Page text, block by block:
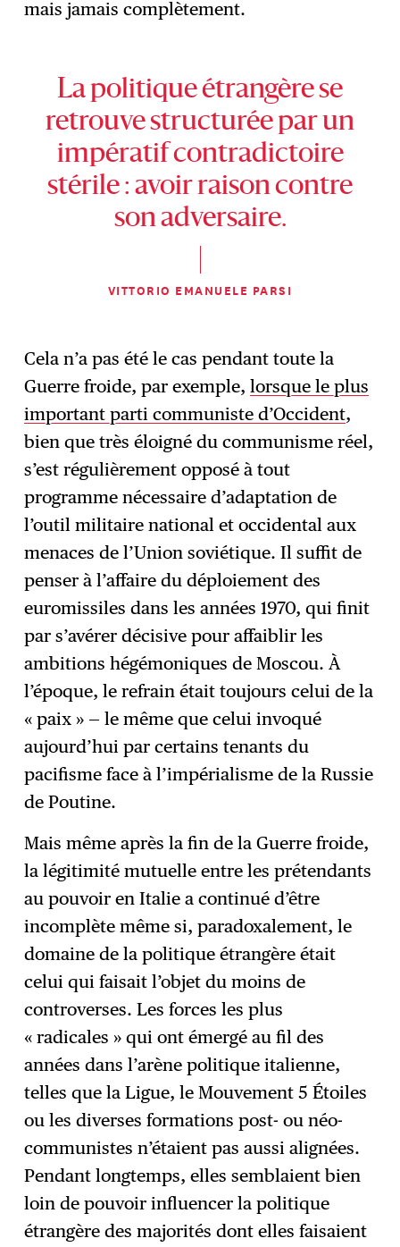
mais jamais complètement.
La politique étrangère se
retrouve structurée par un
impératif contradictoire
stérile : avoir raison contre
son adversaire.
VITTORIO EMANUELE PARSI
Cela n’a pas été le cas pendant toute la
Guerre froide, par exemple,lorsque le plus
important parti communiste d’Occident,
bien que très éloigné du communisme réel,
s’est régulièrement opposé à tout
programme nécessaire d’adaptation de
l’outil militaire national et occidental aux
menaces de l’Union soviétique. Il suffit de
penser à l’affaire du déploiement des
euromissiles dans les années 1970, qui finit
par s’avérer décisive pour affaiblir les
ambitions hégémoniques de Moscou. À
l’époque, le refrain était toujours celui de la
« paix » — le même que celui invoqué
aujourd’hui par certains tenants du
pacifisme face à l’impérialisme de la Russie
de Poutine.
Mais même après la fin de la Guerre froide,
la légitimité mutuelle entre les prétendants
au pouvoir en Italie a continué d’être
incomplète même si, paradoxalement, le
domaine de la politique étrangère était
celui qui faisait l’objet du moins de
controverses. Les forces les plus
« radicales » qui ont émergé au fil des
années dans l’arène politique italienne,
telles que la Ligue, le Mouvement 5 Étoiles
ou les diverses formations post- ou néo-
communistes n’étaient pas aussi alignées.
Pendant longtemps, elles semblaient bien
loin de pouvoir influencer la politique
étrangère des majorités dont elles faisaient